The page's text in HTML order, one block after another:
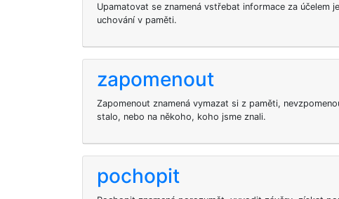
Upamatovat se znamená vstřebat informace za účelem
uchování v paměti.
zapomenout
Zapomenout znamená vymazat si z paměti,
stalo, nebo na někoho, koho jsme znali.
pochopit